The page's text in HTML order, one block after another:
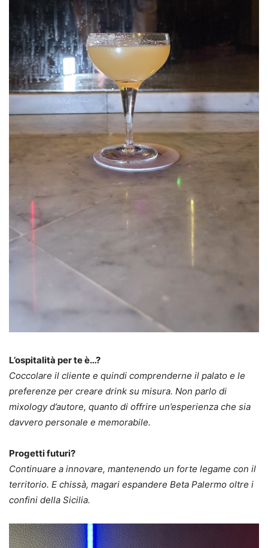
L’ospitalità per te è…?
Coccolare il cliente e quindi comprenderne il palato e le
preferenze per creare drink su misura. Non parlo di
mixology d’autore, quanto di offrire un’esperienza che sia
davvero personale e memorabile.
Progetti futuri?
Continuare a innovare, mantenendo un forte legame con il
territorio. E chissà, magari espandere Beta Palermo oltre i
confini della Sicilia.